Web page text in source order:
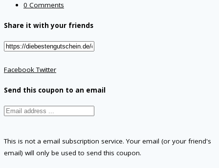
0 Comments
Share it with your friends
FacebookTwitter
Send this coupon to an email
This is not a email subscription service. Your email (or your friend's
email) will only be used to send this coupon.